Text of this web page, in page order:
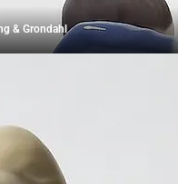
& Grondahl